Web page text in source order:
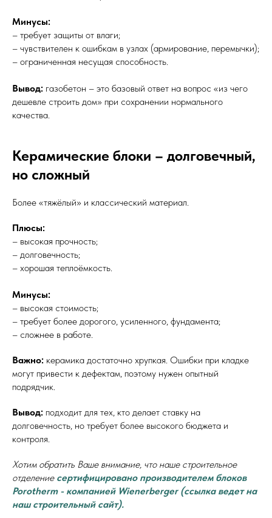
Минусы:
– требует защиты от влаги;
– чувствителен к ошибкам в узлах (армирование, перемычки);
– ограниченная несущая способность.
Вывод: газобетон – это базовый ответ на вопрос «из чего
дешевле строить дом» при сохранении нормального
качества.
Керамические блоки – долговечный,
но сложный
Более «тяжёлый» и классический материал.
Плюсы:
– высокая прочность;
– долговечность;
– хорошая теплоёмкость.
Минусы:
– высокая стоимость;
– требует более дорогого, усиленного, фундамента;
– сложнее в работе.
Важно: керамика достаточно хрупкая. Ошибки при кладке
могут привести к дефектам, поэтому нужен опытный
подрядчик.
Вывод: подходит для тех, кто делает ставку на
долговечность, но требует более высокого бюджета и
контроля.
Хотим обратить Ваше внимание, что наше строительное
отделение сертифицировано производителем блоков
Porotherm - компанией Wienerberger (ссылка ведет на
наш строительный сайт).